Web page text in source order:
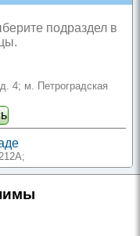
подраздел в
4; м. Петроградская
;